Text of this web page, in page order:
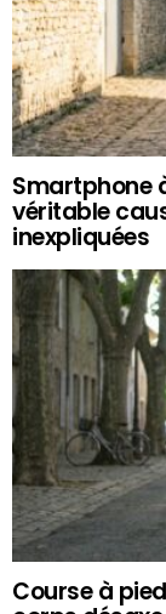
Smartphone
véritable
inexpliquées
Course à